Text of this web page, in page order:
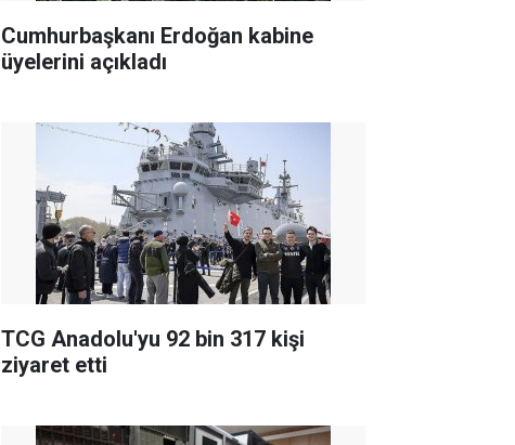
Cumhurbaşkanı Erdoğan kabine
üyelerini açıkladı
TCG Anadolu'yu 92 bin 317 kişi
ziyaret etti